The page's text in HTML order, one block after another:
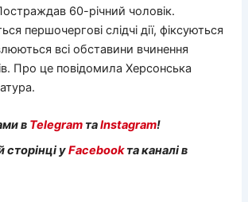
60-річний чоловік.
першочергові слідчі дії, фіксуються
всі обставини вчинення
Про це повідомила Херсонська
в Telegram таInstagram!
сторінці уFacebookта каналі в